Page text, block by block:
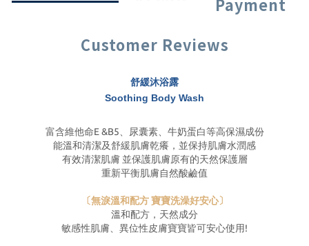
Payment
Customer Reviews
舒緩沐浴露
Soothing Body Wash
富含維他命E &B5、尿囊素、牛奶蛋白等高保濕成份
能溫和清潔及舒緩肌膚乾癢，並保持肌膚水潤感
有效清潔肌膚 並保護肌膚原有的天然保護層
重新平衡肌膚自然酸鹼值
〔無淚溫和配方 寶寶洗澡好安心〕
溫和配方，天然成分
敏感性肌膚、異位性皮膚寶寶皆可安心使用!